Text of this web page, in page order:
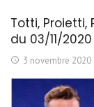
Totti, Proietti,
du 03/11/
3 novembre 2020